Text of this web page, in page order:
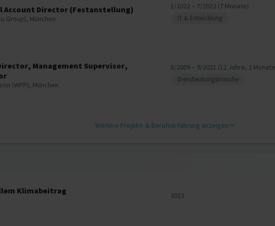
Account Director (Festanstellung)
Group), München
1/2022 – 7/2022 (7 Monate)
IT & Entwicklung
Management Supervisor,
(WPP), München
8/2009 – 9/2021 (12 Jahre, 2
Dienstleistungsbranche
Weitere Projekt‐ & Berufserfahrung anzeigen
Klimabeitrag
2023